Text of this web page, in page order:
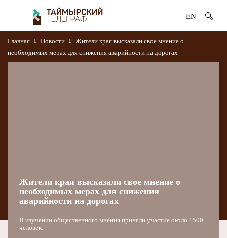
EN
Главная Новости
Жители края высказали свое мнение о
необходимых мерах для снижения аварийности на дорогах
Жители края высказали свое мнение о
необходимых мерах для снижения
аварийности на дорогах
В изучении общественного мнения приняли участие около 1500
человек.